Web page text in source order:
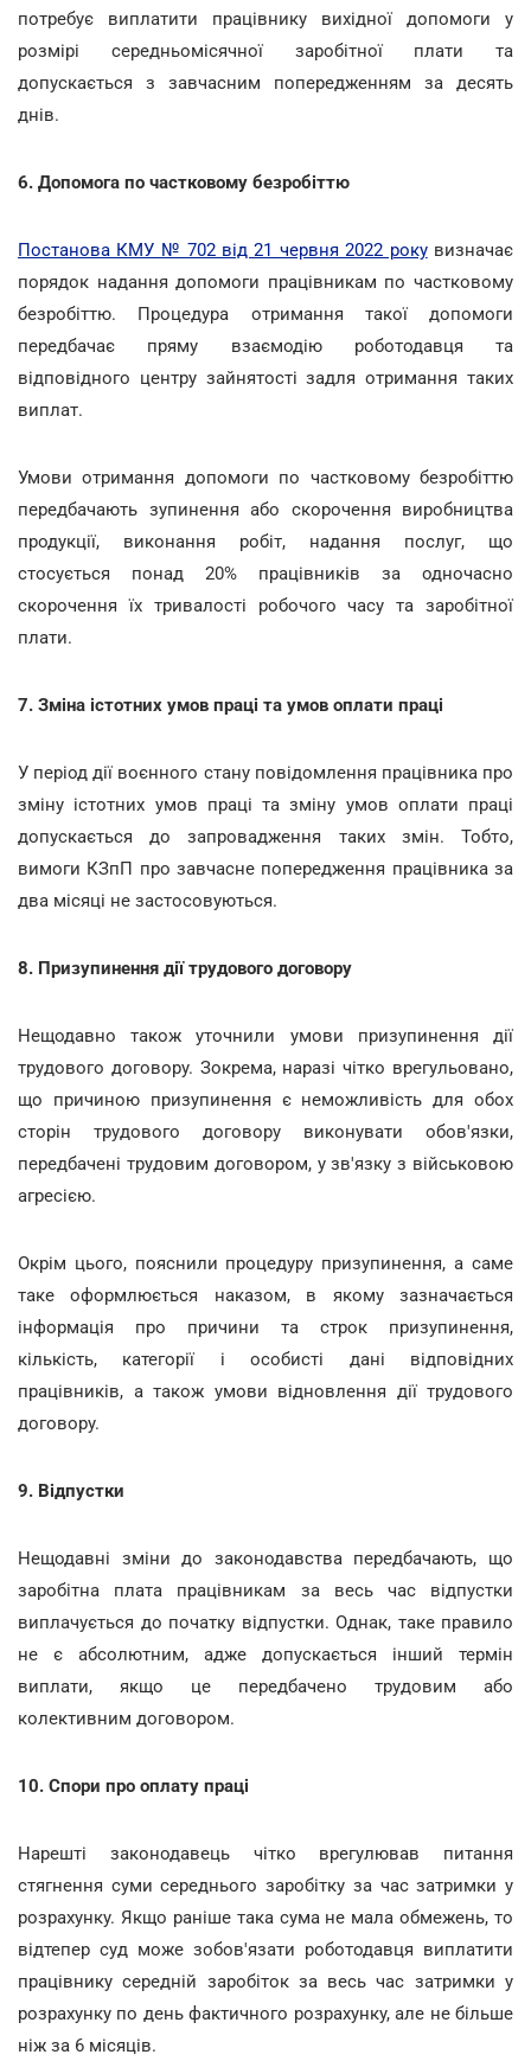
потребує виплатити працівнику вихідної допомоги у
розмірі середньомісячної заробітної плати та
допускається з завчасним попередженням за десять
днів.
6. Допомога по частковому безробіттю
Постанова КМУ № 702 від 21 червня 2022 рокувизначає
порядок надання допомоги працівникам по частковому
безробіттю. Процедура отримання такої допомоги
передбачає пряму взаємодію роботодавця та
відповідного центру зайнятості задля отримання таких
виплат.
Умови отримання допомоги по частковому безробіттю
передбачають зупинення або скорочення виробництва
продукції, виконання робіт, надання послуг, що
стосується понад 20% працівників за одночасно
скорочення їх тривалості робочого часу та заробітної
плати.
7. Зміна істотних умов праці та умов оплати праці
У період дії воєнного стану повідомлення працівника про
зміну істотних умов праці та зміну умов оплати праці
допускається до запровадження таких змін. Тобто,
вимоги КЗпП про завчасне попередження працівника за
два місяці не застосовуються.
8. Призупинення дії трудового договору
Нещодавно також уточнили умови призупинення дії
трудового договору. Зокрема, наразі чітко врегульовано,
що причиною призупинення є неможливість для обох
сторін трудового договору виконувати обов'язки,
передбачені трудовим договором, у зв'язку з військовою
агресією.
Окрім цього, пояснили процедуру призупинення, а саме
таке оформлюється наказом, в якому зазначається
інформація про причини та строк призупинення,
кількість, категорії і особисті дані відповідних
працівників, а також умови відновлення дії трудового
договору.
9. Відпустки
Нещодавні зміни до законодавства передбачають, що
заробітна плата працівникам за весь час відпустки
виплачується до початку відпустки. Однак, таке правило
не є абсолютним, адже допускається інший термін
виплати, якщо це передбачено трудовим або
колективним договором.
10. Спори про оплату праці
Нарешті законодавець чітко врегулював питання
стягнення суми середнього заробітку за час затримки у
розрахунку. Якщо раніше така сума не мала обмежень, то
відтепер суд може зобов'язати роботодавця виплатити
працівнику середній заробіток за весь час затримки у
розрахунку по день фактичного розрахунку, але не більше
ніж за 6 місяців.